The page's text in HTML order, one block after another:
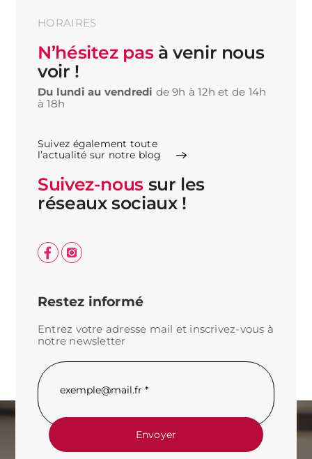
HORAIRES
N’hésitez pasàvenir nous
voir !
Du lundi au vendredi de 9h à 12h et de 14h
à 18h
Suivez également toute
l’actualité sur notre blog
Suivez-noussur les
réseaux sociaux !
Restez informé
Entrez votre adresse mail et inscrivez-vous à
notre newsletter
Envoyer